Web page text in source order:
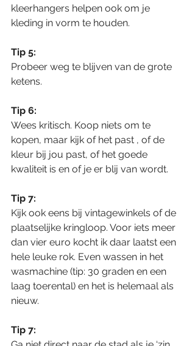
kleerhangers helpen ook om je
kleding in vorm te houden.
Tip 5:
Probeer weg te blijven van de grote
ketens.
Tip 6:
Wees kritisch. Koop niets om te
kopen, maar kijk of het past , of de
kleur bij jou past, of het goede
kwaliteit is en of je er blij van wordt.
Tip 7:
Kijk ook eens bij vintagewinkels of de
plaatselijke kringloop. Voor iets meer
dan vier euro kocht ik daar laatst een
hele leuke rok. Even wassen in het
wasmachine (tip: 30 graden en een
laag toerental) en het is helemaal als
nieuw.
Tip 7: